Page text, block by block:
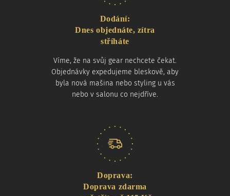
Dodání:
Dnes objednáte, zítra
stříháte
Víme, že na svůj gear nechcete čekat.
Objednávky expedujeme bleskově, aby
byla nová mašina nebo styling u vás
nebo v salonu co nejdříve.
Doprava:
Doprava zdarma